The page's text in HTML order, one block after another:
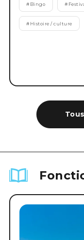
# Bingo #
# Histoire / culture